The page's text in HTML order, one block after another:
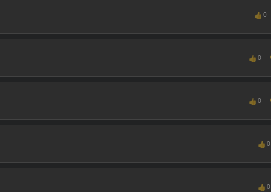
👍 0
👍 0
👍 0
👍 0
👍 0